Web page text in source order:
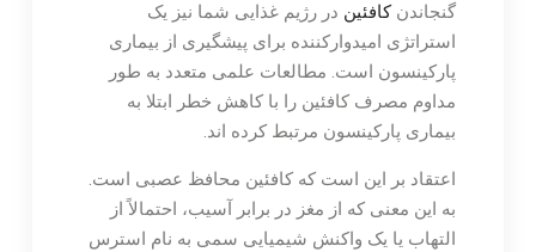
گنجاندنکافئین در رژیم غذایی شما نیز یک
استراتژی امیدوارکننده برای پیشگیری از بیماری
پارکینسون است. مطالعات علمی متعدد به طور
مداوم مصرف کافئین را با کاهش خطر ابتلا به
بیماری پارکینسون مرتبط کرده اند.
اعتقاد بر این است که کافئین محافظ عصبی است.
به این معنی که از مغز در برابر آسیب، احتمالاً از
التهاب یا یک واکنش شیمیایی سمی به نام استرس